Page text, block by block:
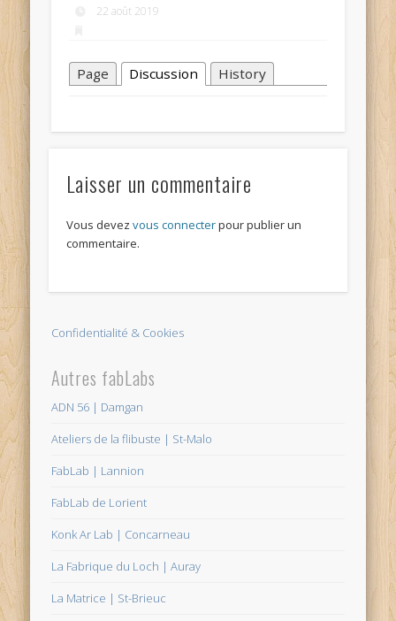
22 août 2019
Page Discussion History
Laisser un commentaire
Vous devez vous connecterpour publier un
commentaire.
Confidentialité & Cookies
Autres fabLabs
ADN 56 | Damgan
Ateliers de la flibuste | St-Malo
FabLab | Lannion
FabLab de Lorient
Konk Ar Lab | Concarneau
La Fabrique du Loch | Auray
La Matrice | St-Brieuc